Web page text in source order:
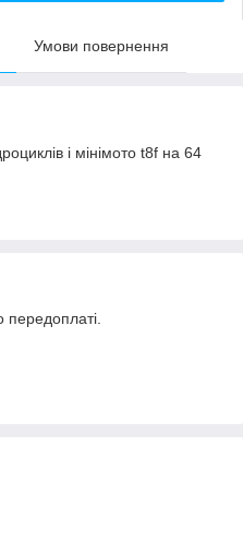
Умови повернення
і мінімото t8f на 64
передоплаті.